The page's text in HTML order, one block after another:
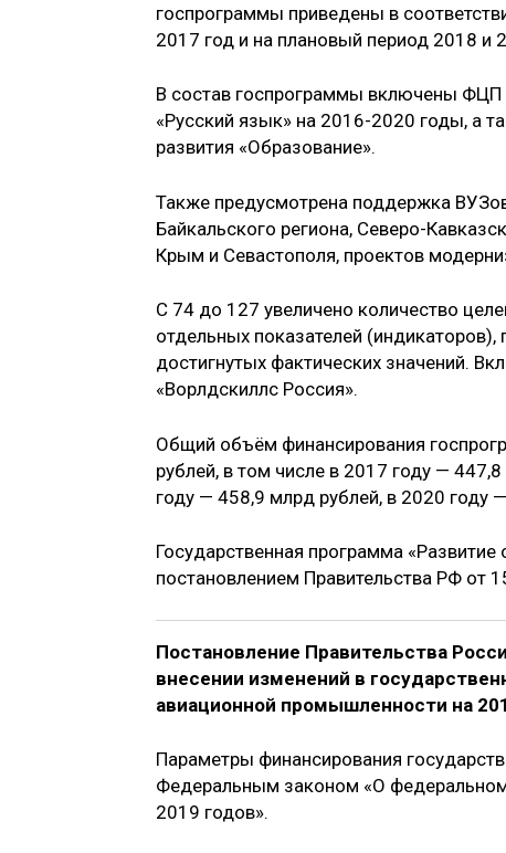
госпрограммы приведены в
2017 год и на плановый период 2018 и
В состав госпрограммы включены
«Русский язык» на 2016-2020 годы, а
развития «Образование».
Также предусмотрена поддержка
Байкальского региона, Северо-
Крым и Севастополя, проектов
С 74 до 127 увеличено количество
отдельных показателей
достигнутых фактических значений.
«Ворлдскиллс Россия».
Общий объём финансирования
рублей, в том числе в 2017 году —
году — 458,9 млрд рублей, в 2020 году
Государственная программа
постановлением Правительства РФ от
Постановление Правительства
внесении изменений в
авиационной промышленности на
Параметры финансирования
Федеральным законом «О
2019 годов».